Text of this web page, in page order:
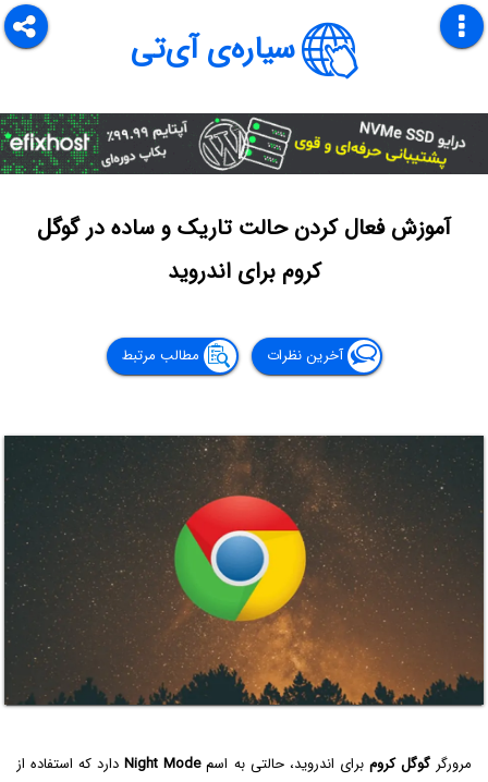
سیاره‌ی آی‌تی
آموزش فعال کردن حالت تاریک و ساده در گوگل
کروم برای اندروید
آخرین نظرات مطالب مرتبط
مرورگرگوگل کروم برای اندروید، حالتی به اسمNight Modeدارد که استفاده از